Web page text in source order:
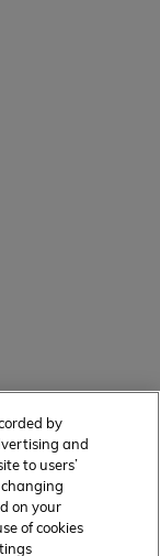
by
and
to users’
on your
of cookies